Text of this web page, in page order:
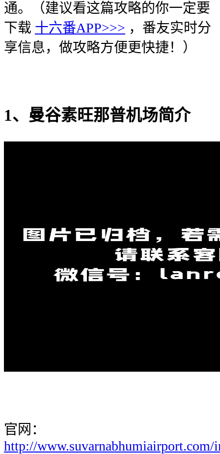
通。（建议看这篇攻略的你一定要
下载 十六番APP>>> ，番友实时分
享信息，做攻略方便更快捷！）
1、曼谷素旺那普机场简介
官网：
http://www.suvarnabhumiairport.com/